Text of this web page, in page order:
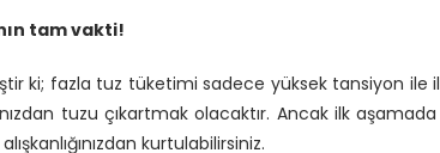
tam vakti!
ki; fazla tuz tüketimi sadece yüksek tansiyon ile
tuzu çıkartmak olacaktır. Ancak ilk
kurtulabilirsiniz.